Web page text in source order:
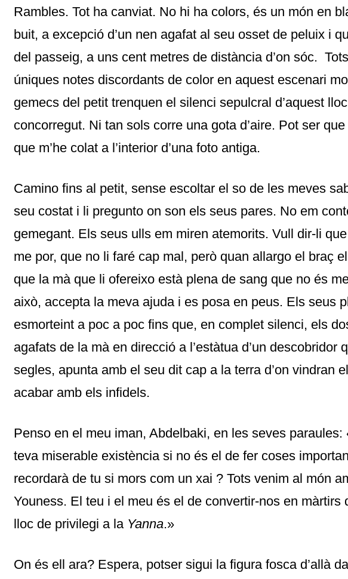
Rambles. Tot ha canviat. No hi ha colors, és un món en
buit, a excepció d’un nen agafat al seu osset de peluix i
del passeig, a uns cent metres de distància d’on sóc.
úniques notes discordants de color en aquest escenari
gemecs del petit trenquen el silenci sepulcral d’aquest
concorregut. Ni tan sols corre una gota d’aire. Pot ser
que m’he colat a l’interior d’una foto antiga.
Camino fins al petit, sense escoltar el so de les meves
seu costat i li pregunto on son els seus pares. No em
gemegant. Els seus ulls em miren atemorits. Vull dir-li
me por, que no li faré cap mal, però quan allargo el braç
que la mà que li ofereixo està plena de sang que no és
això, accepta la meva ajuda i es posa en peus. Els seus
esmorteint a poc a poc fins que, en complet silenci, els
agafats de la mà en direcció a l’estàtua d’un descobridor
segles, apunta amb el seu dit cap a la terra d’on vindran
acabar amb els infidels.
Penso en el meu iman, Abdelbaki, en les seves paraules:
teva miserable existència si no és el de fer coses
recordarà de tu si mors com un xai ? Tots venim al món
Youness. El teu i el meu és el de convertir-nos en màrtirs
lloc de privilegi a la Yanna.»
On és ell ara? Espera, potser sigui la figura fosca d’allà